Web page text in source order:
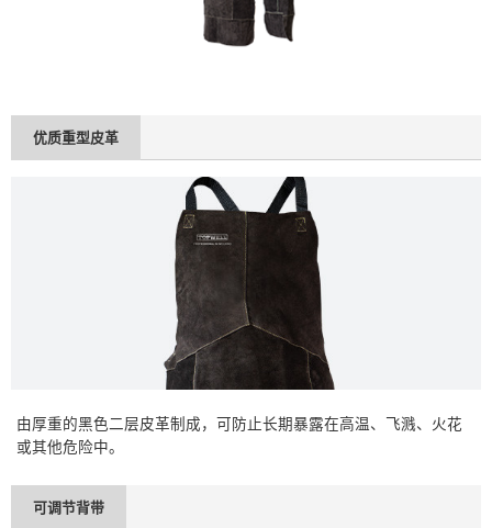
优质重型皮革
由厚重的黑色二层皮革制成，可防止长期暴露在高温、飞溅、火花
或其他危险中。
可调节背带